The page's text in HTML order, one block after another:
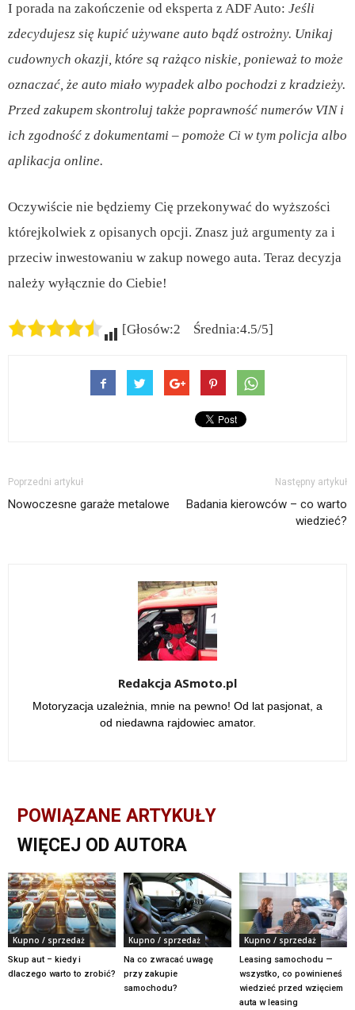
I porada na zakończenie od eksperta z ADF Auto: Jeśli
zdecydujesz się kupić używane auto bądź ostrożny. Unikaj
cudownych okazji, które są rażąco niskie, ponieważ to może
oznaczać, że auto miało wypadek albo pochodzi z kradzieży.
Przed zakupem skontroluj także poprawność numerów VIN i
ich zgodność z dokumentami – pomoże Ci w tym policja albo
aplikacja online.
Oczywiście nie będziemy Cię przekonywać do wyższości
którejkolwiek z opisanych opcji. Znasz już argumenty za i
przeciw inwestowaniu w zakup nowego auta. Teraz decyzja
należy wyłącznie do Ciebie!
[Głosów:2 Średnia:4.5/5]
Poprzedni artykuł
Nowoczesne garaże metalowe
Następny artykuł
Badania kierowców – co warto
wiedzieć?
Redakcja ASmoto.pl
Motoryzacja uzależnia, mnie na pewno! Od lat pasjonat, a
od niedawna rajdowiec amator.
POWIĄZANE ARTYKUŁY
WIĘCEJ OD AUTORA
Kupno / sprzedaż
Skup aut – kiedy i
dlaczego warto to zrobić?
Kupno / sprzedaż
Na co zwracać uwagę
przy zakupie
samochodu?
Kupno / sprzedaż
Leasing samochodu —
wszystko, co powinieneś
wiedzieć przed wzięciem
auta w leasing